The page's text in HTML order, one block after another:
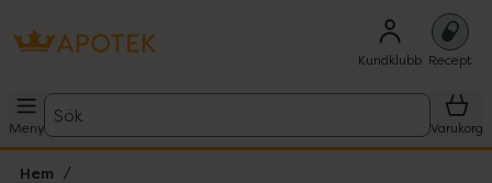
Kundklubb Recept
Meny
Sök
Varukorg
Hem